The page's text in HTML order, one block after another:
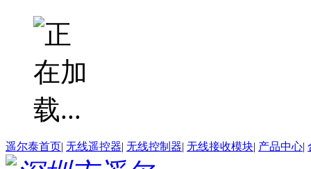
遥尔泰首页| 无线遥控器| 无线控制器| 无线接收模块| 产品中心|